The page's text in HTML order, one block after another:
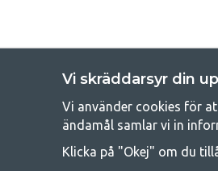
råd med att campa så
Vi skräddarsyr din
Vi använder cookies för
ändamål samlar vi in
Klicka på "Okej" om du